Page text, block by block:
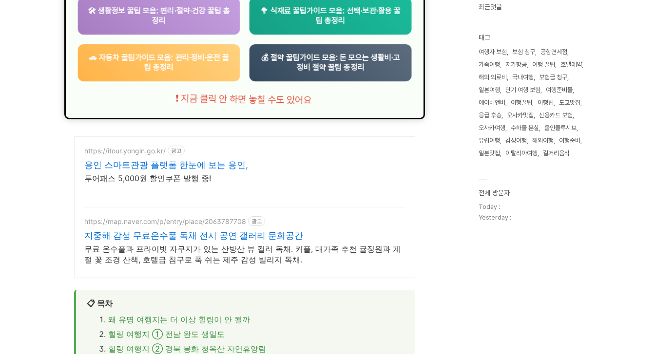
🛠 생활정보 꿀팁 모음: 편리·절약·건강 꿀팁 총
정리
🥦 식재료 꿀팁가이드 모음: 선택·보관·활용 꿀
팁 총정리
🚗 자동차 꿀팁가이드 모음: 관리·정비·운전 꿀
팁 총정리
💰 절약 꿀팁가이드 모음: 돈 모으는 생활비·고
정비 절약 꿀팁 총정리
❗ 지금 클릭 안 하면 놓칠 수도 있어요
https://itour.yongin.go.kr/ 광고
용인 스마트관광 플랫폼 한눈에 보는 용인,
투어패스 5,000원 할인쿠폰 발행 중!
https://map.naver.com/p/entry/place/2063787708 광고
지중해 감성 무료온수풀 독채 전시 공연 갤러리 문화공간
무료 온수풀과 프라이빗 자쿠지가 있는 산방산 뷰 컬러 독채. 커플, 대가족 추천 귤정원과 계
절 꽃 조경 산책, 호텔급 침구로 푹 쉬는 제주 감성 빌리지 독채.
📋 목차
왜 유명 여행지는 더 이상 힐링이 안 될까
힐링 여행지 ① 전남 완도 생일도
힐링 여행지 ② 경북 봉화 청옥산 자연휴양림
최근댓글
태그
여행자 보험 보험 청구
공항면세점
가족여행
저가항공 여행 꿀팁
호텔예약
해외 의료비
국내여행
보험금 청구
일본여행
단기 여행 보험
여행준비물
에어비앤비
여행꿀팁 여행팁
도쿄맛집
응급 후송
오사카맛집
신용카드 보험
오사카여행
수하물 분실
올인클루시브
유럽여행
감성여행 해외여행
여행준비
일본맛집
이탈리아여행 길거리음식
전체 방문자
Today :
Yesterday :